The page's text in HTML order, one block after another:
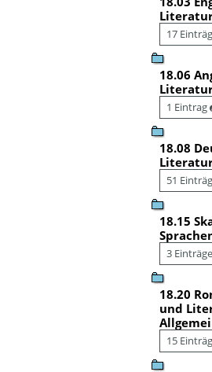
17
18.06
1 Eintrag
18.08
51
18.15
3 Einträge
18.20
und
15